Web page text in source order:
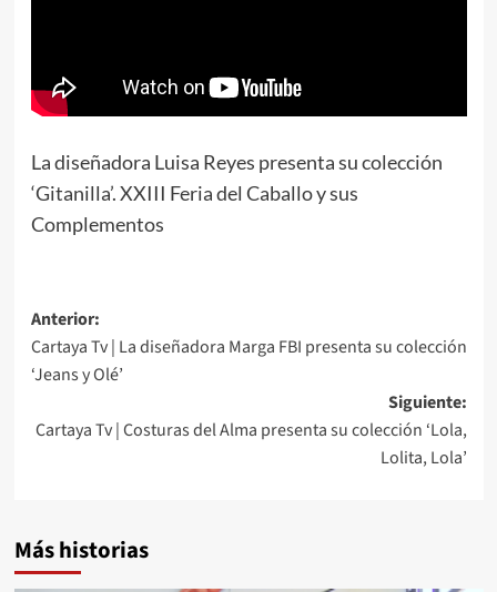
La diseñadora Luisa Reyes presenta su colección
‘Gitanilla’. XXIII Feria del Caballo y sus
Complementos
Anterior:
Cartaya Tv | La diseñadora Marga FBI presenta su colección
‘Jeans y Olé’
Siguiente:
Cartaya Tv | Costuras del Alma presenta su colección ‘Lola,
Lolita, Lola’
Más historias